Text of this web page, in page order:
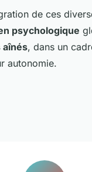
de ces
psychologique
aînés, dans un
autonomie.